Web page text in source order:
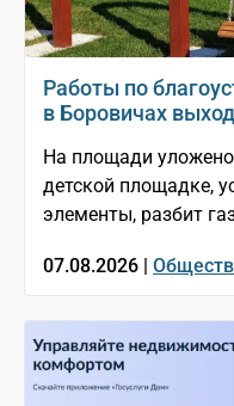
Работы по
в Боровичах
На площади
детской площадке,
элементы, разбит
07.08.2026 |